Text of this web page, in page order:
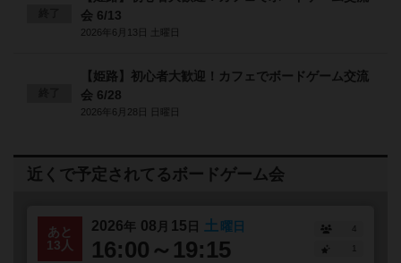
会 6/13
2026年6月13日 土曜日
【姫路】初心者大歓迎！カフェでボードゲーム交流
会 6/28
2026年6月28日 日曜日
近くで予定されてるボードゲーム会
あと
13人
2026年 08 月 15 日 土 曜日
16:00～19:15
4
1